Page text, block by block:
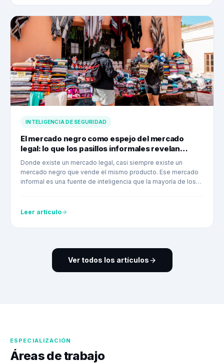
INTELIGENCIA DE SEGURIDAD
El mercado negro como espejo del mercado
legal: lo que los pasillos informales revelan
sobre tu operación
Donde existe un mercado legal, casi siempre existe un
mercado negro que vende el mismo producto. Ese mercado
informal es una fuente de inteligencia que la mayoría de los
Leer artículo
Ver todos los artículos
ESPECIALIZACIÓN
Áreas de trabajo